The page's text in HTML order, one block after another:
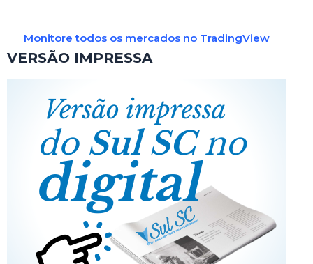
Monitore todos os mercados no TradingView
VERSÃO IMPRESSA